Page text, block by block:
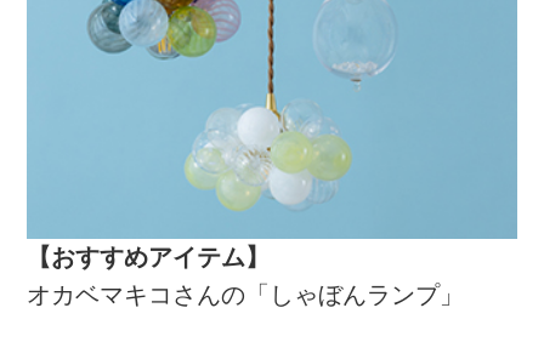
【おすすめアイテム】
オカベマキコさんの「しゃぼんランプ」